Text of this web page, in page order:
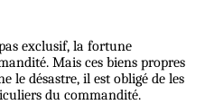
exclusif, la fortune
Mais ces biens propres
le désastre, il est obligé de les
du commandité.